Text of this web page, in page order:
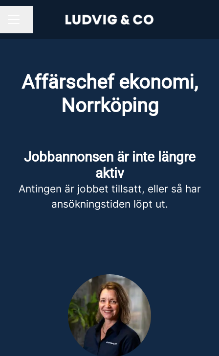
Affärschef ekonomi,
Norrköping
Jobbannonsen är inte längre
aktiv
Antingen är jobbet tillsatt, eller så har
ansökningstiden löpt ut.